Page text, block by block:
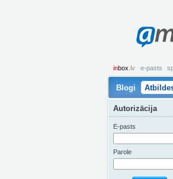
inbox .lv e-pasts
Blogi
Autorizācija
E-pasts
Parole